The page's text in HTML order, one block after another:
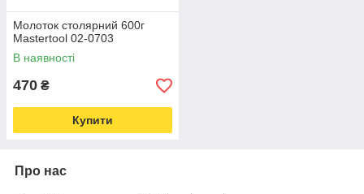
Молоток столярний 600г
Mastertool 02-0703
В наявності
470 ₴
Купити
Про нас